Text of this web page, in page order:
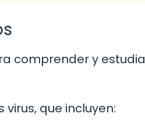
comprender y
que incluyen: